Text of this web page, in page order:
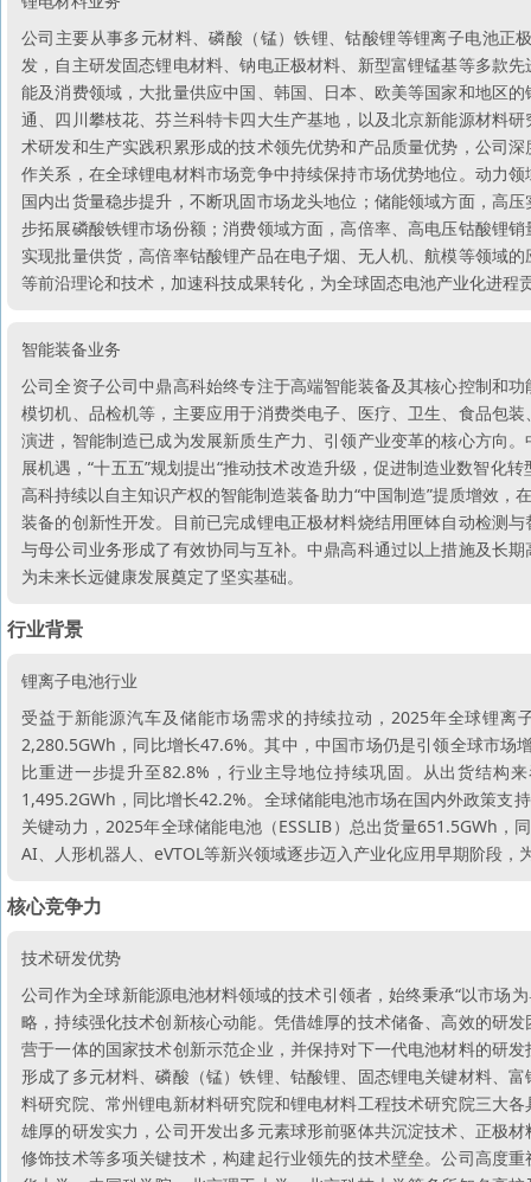
公司主要从事多元材料、磷酸（锰）铁锂、钴酸锂等锂离子电池
发，自主研发固态锂电材料、钠电正极材料、新型富锂锰基等多款
能及消费领域，大批量供应中国、韩国、日本、欧美等国家和地区
通、四川攀枝花、芬兰科特卡四大生产基地，以及北京新能源材料
术研发和生产实践积累形成的技术领先优势和产品质量优势，公司
作关系，在全球锂电材料市场竞争中持续保持市场优势地位。动力
国内出货量稳步提升，不断巩固市场龙头地位；储能领域方面，高
步拓展磷酸铁锂市场份额；消费领域方面，高倍率、高电压钴酸锂
实现批量供货，高倍率钴酸锂产品在电子烟、无人机、航模等领域
等前沿理论和技术，加速科技成果转化，为全球固态电池产业化进程
智能装备业务
公司全资子公司中鼎高科始终专注于高端智能装备及其核心控制和
模切机、品检机等，主要应用于消费类电子、医疗、卫生、食品包
演进，智能制造已成为发展新质生产力、引领产业变革的核心方向
展机遇，“十五五”规划提出“推动技术改造升级，促进制造业数智化
高科持续以自主知识产权的智能制造装备助力“中国制造”提质增效
装备的创新性开发。目前已完成锂电正极材料烧结用匣钵自动检测
与母公司业务形成了有效协同与互补。中鼎高科通过以上措施及长
为未来长远健康发展奠定了坚实基础。
行业背景
锂离子电池行业
受益于新能源汽车及储能市场需求的持续拉动，2025年全球锂离
2,280.5GWh，同比增长47.6%。其中，中国市场仍是引领全球市
比重进一步提升至82.8%，行业主导地位持续巩固。从出货结构
1,495.2GWh，同比增长42.2%。全球储能电池市场在国内外政策支
关键动力，2025年全球储能电池（ESSLIB）总出货量651.5GWh
AI、人形机器人、eVTOL等新兴领域逐步迈入产业化应用早期阶段
核心竞争力
技术研发优势
公司作为全球新能源电池材料领域的技术引领者，始终秉承“以市场
略，持续强化技术创新核心动能。凭借雄厚的技术储备、高效的研
营于一体的国家技术创新示范企业，并保持对下一代电池材料的研
形成了多元材料、磷酸（锰）铁锂、钴酸锂、固态锂电关键材料、
料研究院、常州锂电新材料研究院和锂电材料工程技术研究院三大
雄厚的研发实力，公司开发出多元素球形前驱体共沉淀技术、正极
修饰技术等多项关键技术，构建起行业领先的技术壁垒。公司高度